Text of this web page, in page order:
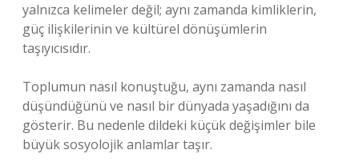
yalnızca kelimeler değil; aynı zamanda kimliklerin,
güç ilişkilerinin ve kültürel dönüşümlerin
taşıyıcısıdır.
Toplumun nasıl konuştuğu, aynı zamanda nasıl
düşündüğünü ve nasıl bir dünyada yaşadığını da
gösterir. Bu nedenle dildeki küçük değişimler bile
büyük sosyolojik anlamlar taşır.